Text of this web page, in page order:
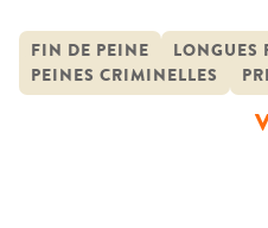
pas devoir être contestée.
au regard du droit interne que
Ces peines sont aussi
FIN DE PEINE
LONGUES
PEINES CRIMINELLES